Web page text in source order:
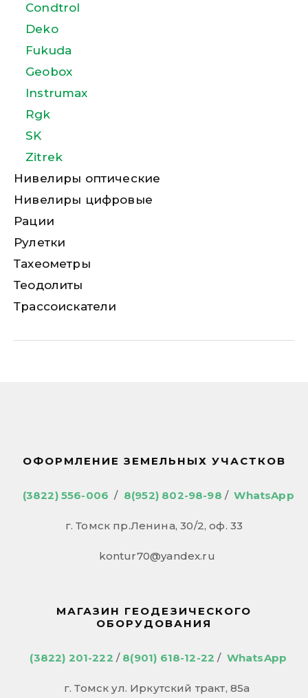
Condtrol
Deko
Fukuda
Geobox
Instrumax
Rgk
SK
Zitrek
Нивелиры оптические
Нивелиры цифровые
Рации
Рулетки
Тахеометры
Теодолиты
Трассоискатели
ОФОРМЛЕНИЕ ЗЕМЕЛЬНЫХ УЧАСТКОВ
(3822) 556-006 / 8(952) 802-98-98 /WhatsApp
г. Томск пр.Ленина, 30/2, оф. 33
kontur70@yandex.ru
МАГАЗИН ГЕОДЕЗИЧЕСКОГО
ОБОРУДОВАНИЯ
(3822) 201-222 / 8(901) 618-12-22 / WhatsApp
г. Томск ул. Иркутский тракт, 85а